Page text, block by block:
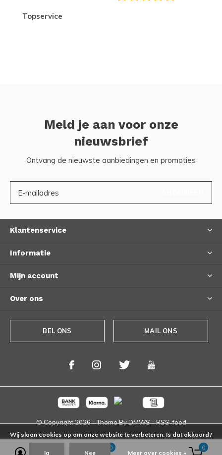
topservice
Meld je aan voor onze
nieuwsbrief
Ontvang de nieuwste aanbiedingen en promoties
Klantenservice
Informatie
Mijn account
Over ons
BEL ONS MAIL ONS
© Copyright2026- Theme ByDMWS-RSS-feed
0 0
Wij slaan cookies op om onze website te verbeteren. Is dat akkoord?
Ja Nee Meer over cookies »